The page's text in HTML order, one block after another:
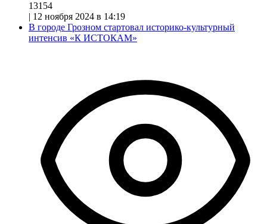
13154
12 ноября 2024 в 14:19
В городе Грозном стартовал историко-культурный
интенсив «К ИСТОКАМ»